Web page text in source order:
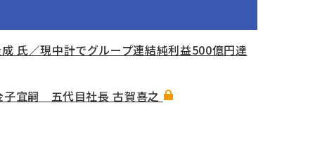
氏／現中計でグループ連結純利益500億円達
宜嗣 五代目社長 古賀喜之